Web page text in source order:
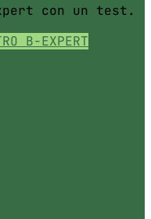
con un test.
B-EXPERT